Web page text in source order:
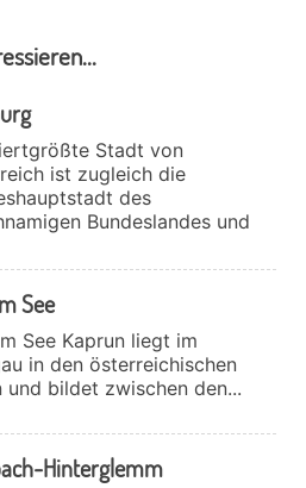
Stadt von
ist zugleich die
des
Bundeslandes und
See
See Kaprun liegt im
in den österreichischen
und bildet zwischen den...
Hinterglemm